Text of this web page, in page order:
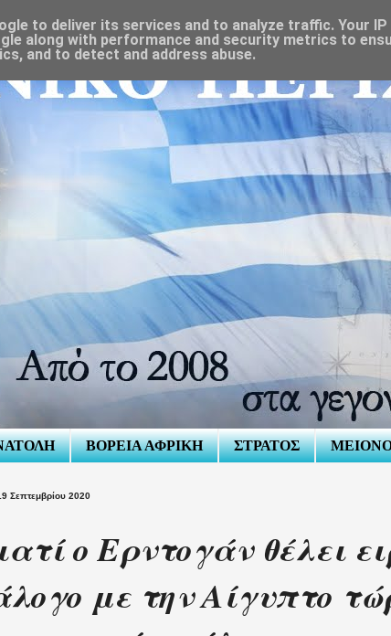
ΒΟΡΕΙΑ ΑΦΡΙΚΗ ΣΤΡΑΤΟΣ
Σεπτεμβρίου 2020
ο Ερντογάν θέλει
με την Αίγυπτο
to deliver its services and to analyze traffic. Your IP
along with performance and security metrics to
and to detect and address abuse.